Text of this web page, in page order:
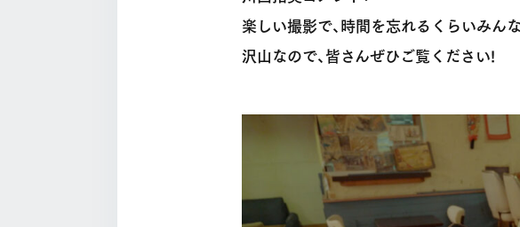
楽しい撮影で、時間を忘れるくらいみん
沢山なので、皆さんぜひご覧ください!